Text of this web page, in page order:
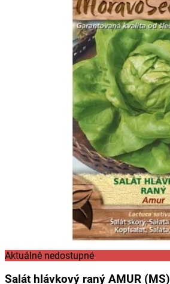
Aktuálně nedostupné
Salát hlávkový raný AMUR (MS)